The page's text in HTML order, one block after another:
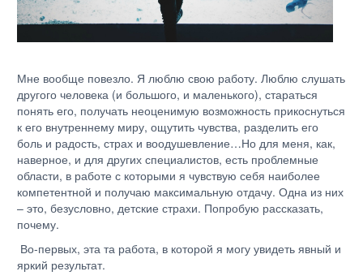
Мне вообще повезло. Я люблю свою работу. Люблю слушать
другого человека (и большого, и маленького), стараться
понять его, получать неоценимую возможность прикоснуться
к его внутреннему миру, ощутить чувства, разделить его
боль и радость, страх и воодушевление…Но для меня, как,
наверное, и для других специалистов, есть проблемные
области, в работе с которыми я чувствую себя наиболее
компетентной и получаю максимальную отдачу. Одна из них
– это, безусловно, детские страхи. Попробую рассказать,
почему.
Во-первых, эта та работа, в которой я могу увидеть явный и
яркий результат.